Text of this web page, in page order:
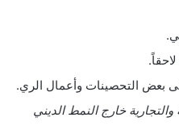
بعض التحصينات وأعمال الري.
والتجارية خارج النمط الديني